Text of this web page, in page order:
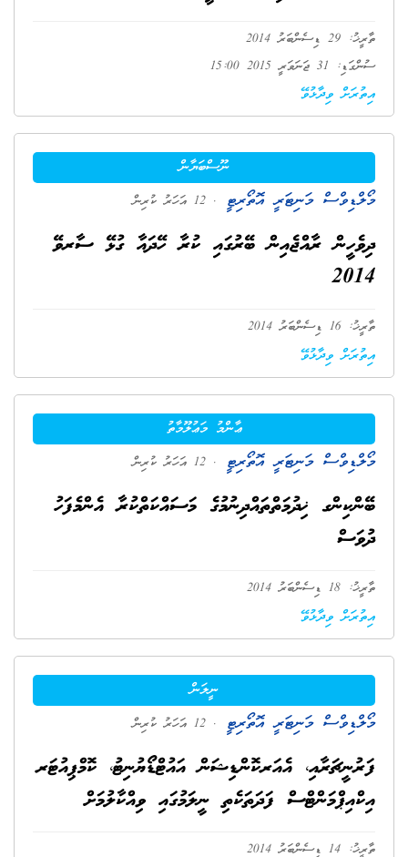
ތާރީޚު: 29 ޑިސެންބަރު 2014
ސުންގަޑި: 31 ޖަނަވަރީ 2015 15:00
އިތުރަށް ވިދާޅުވޭ
ނޫސްބަޔާން
މޯލްޑިވްސް މަނިޓަރީ އޮތޯރިޓީ . 12 އަހަރު ކުރިން
ދިވެހީން ރާއްޖެއިން ބޭރުގައި ކުރާ ހޭދައާ ގުޅޭ ސާރވޭ
2014
ތާރީޚު: 16 ޑިސެންބަރު 2014
އިތުރަށް ވިދާޅުވޭ
ޢާންމު މަޢުލޫމާތު
މޯލްޑިވްސް މަނިޓަރީ އޮތޯރިޓީ . 12 އަހަރު ކުރިން
ބޭންކިންގ ޚިދުމަތްތައްދިނުމުގެ މަސައްކަތްކުރާ އެންމެފަހު
ދުވަސް
ތާރީޚު: 18 ޑިސެންބަރު 2014
އިތުރަށް ވިދާޅުވޭ
ނީލަން
މޯލްޑިވްސް މަނިޓަރީ އޮތޯރިޓީ . 12 އަހަރު ކުރިން
ފަރުނީޗަރާއި، އެއަރކޮންޑިޝަން އައުޓްޑޯޔުނިޓު، ކޮމްޕިއުޓަރ
އިކްއިޕްމަންޓްސް ފަދަތަކެތި ނީލަމުގައި ވިއްކާލުމަށް
ތާރީޚު: 14 ޑިސެންބަރު 2014